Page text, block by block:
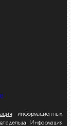
информационных
Информация